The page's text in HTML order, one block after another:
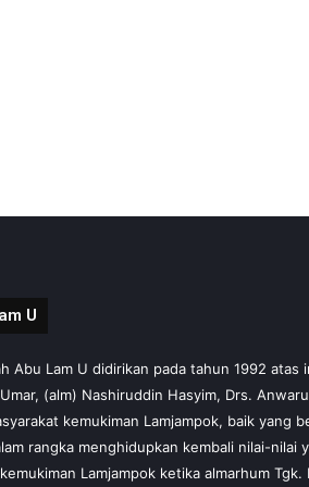
U
Abu Lam U didirikan pada tahun 1992 atas
(alm) Nashiruddin Hasyim, Drs.
kemukiman Lamjampok, baik yang
rangka menghidupkan kembali nilai-nilai
Lamjampok ketika almarhum Tgk.